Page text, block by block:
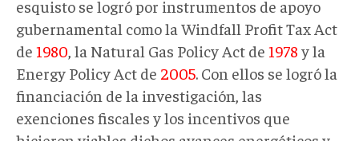
esquisto se logró por instrumentos de apoyo
gubernamental como la Windfall Profit Tax Act
de 1980 , la Natural Gas Policy Act de 1978 y la
Energy Policy Act de 2005. Con ellos se logró la
financiación de la investigación, las
exenciones fiscales y los incentivos que